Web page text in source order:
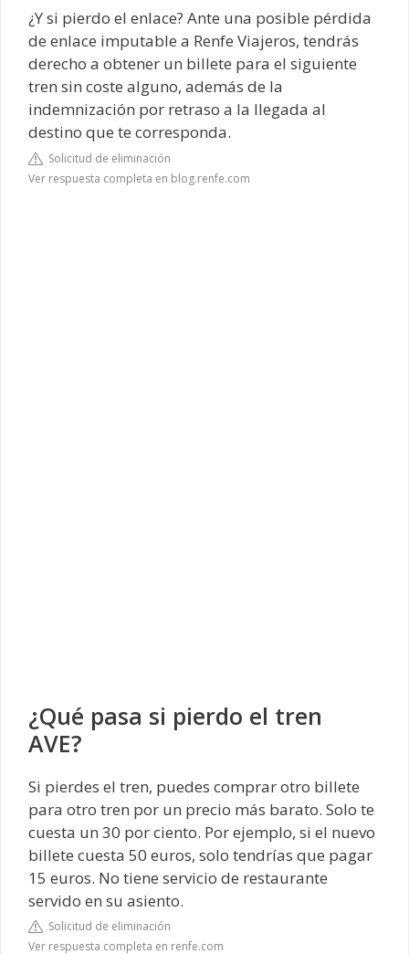
¿Y si pierdo el enlace? Ante una posible pérdida
de enlace imputable a Renfe Viajeros, tendrás
derecho a obtener un billete para el siguiente
tren sin coste alguno, además de la
indemnización por retraso a la llegada al
destino que te corresponda.
Solicitud de eliminación
Ver respuesta completa en blog.renfe.com
¿Qué pasa si pierdo el tren
AVE?
Si pierdes el tren, puedes comprar otro billete
para otro tren por un precio más barato. Solo te
cuesta un 30 por ciento. Por ejemplo, si el nuevo
billete cuesta 50 euros, solo tendrías que pagar
15 euros. No tiene servicio de restaurante
servido en su asiento.
Solicitud de eliminación
Ver respuesta completa en renfe.com